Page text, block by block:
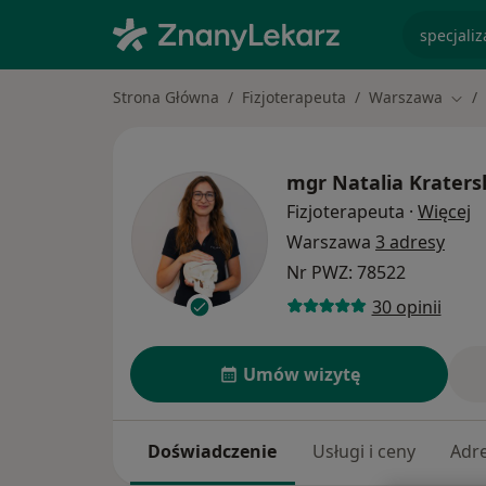
Strona Główna Fizjoterapeuta Warszawa
mgr Natalia
Fizjoterapeuta · Więcej
Warszawa 3 adresy
Nr PWZ: 78522
30 opinii
Umów wizytę
Doświadczenie Usługi i ceny